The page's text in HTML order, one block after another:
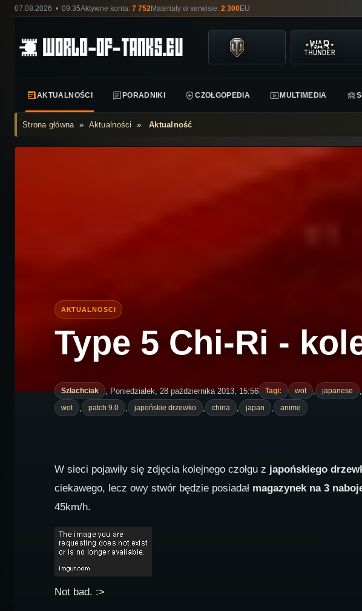
07.08.2026 • 09:35Aktywne konta: 7 752Materiały w serwisie: 2 300EU
AKTUALNOŚCI PORADNIKI CZOŁGOPEDIA MULTIMEDIA
Strona główna» Aktualności »Aktualność
Type 5 Chi-Ri -
Szlachciak , Poniedziałek, 28 października 2013, 15:56 Tagi: wot , japanese ,
wot , patch 9.0 , japońskie drzewko , china , japan , anime
W sieci pojawiły się zdjęcia kolejnego czołgu z japońskiego
ciekawego, lecz owy stwór będzie posiadał magazynek na 3
45km/h.
Not bad. :>